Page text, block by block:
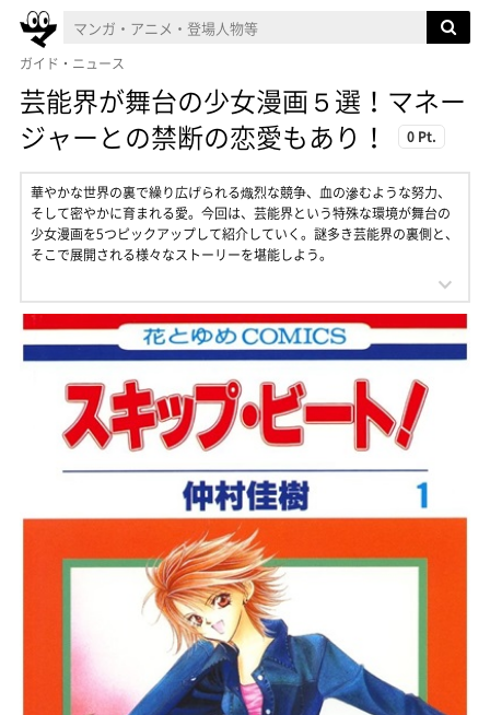
ガイド・ニュース
芸能界が舞台の少女漫画５選！マネー
ジャーとの禁断の恋愛もあり！
0 Pt.
華やかな世界の裏で繰り広げられる熾烈な競争、血の滲むような努力、
そして密やかに育まれる愛。今回は、芸能界という特殊な環境が舞台の
少女漫画を5つピックアップして紹介していく。謎多き芸能界の裏側と、
そこで展開される様々なストーリーを堪能しよう。